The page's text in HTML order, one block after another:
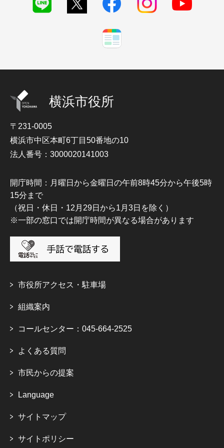
横浜市役所
〒231-0005
横浜市中区本町6丁目50番地の10
法人番号：3000020141003
開庁時間：月曜日から金曜日の午前8時45分から午後5時
15分まで
（祝日・休日・12月29日から1月3日を除く）
※一部の窓口では開庁時間が異なる場合があります
市役所アクセス・駐車場
組織案内
コールセンター：045-664-2525
よくある質問
市民からの提案
Language
サイトマップ
サイトポリシー